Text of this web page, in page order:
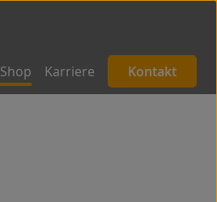
Shop Karriere Kontakt